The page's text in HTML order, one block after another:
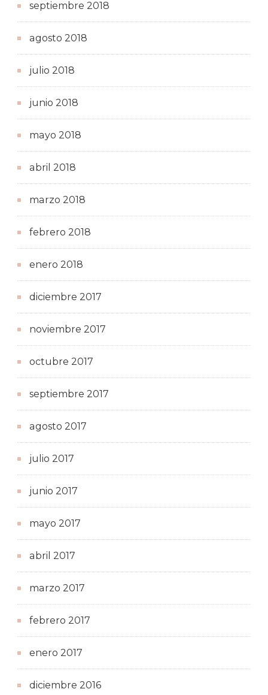
septiembre 2018
agosto 2018
julio 2018
junio 2018
mayo 2018
abril 2018
marzo 2018
febrero 2018
enero 2018
diciembre 2017
noviembre 2017
octubre 2017
septiembre 2017
agosto 2017
julio 2017
junio 2017
mayo 2017
abril 2017
marzo 2017
febrero 2017
enero 2017
diciembre 2016